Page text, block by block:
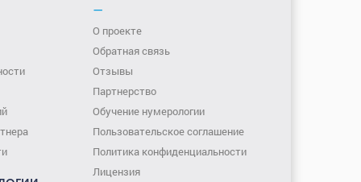
—
О проекте
Обратная связь
Отзывы
Партнерство
Обучение нумерологии
Пользовательское соглашение
Политика конфиденциальности
Лицензия